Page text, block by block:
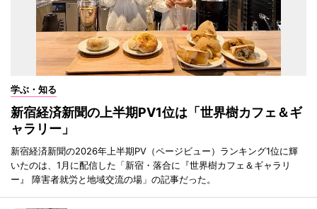
学ぶ・知る
新宿経済新聞の上半期PV1位は「世界樹カフェ＆ギ
ャラリー」
新宿経済新聞の2026年上半期PV（ページビュー）ランキング1位に輝
いたのは、1月に配信した「新宿・落合に『世界樹カフェ＆ギャラリ
ー』 障害者就労と地域交流の場」の記事だった。